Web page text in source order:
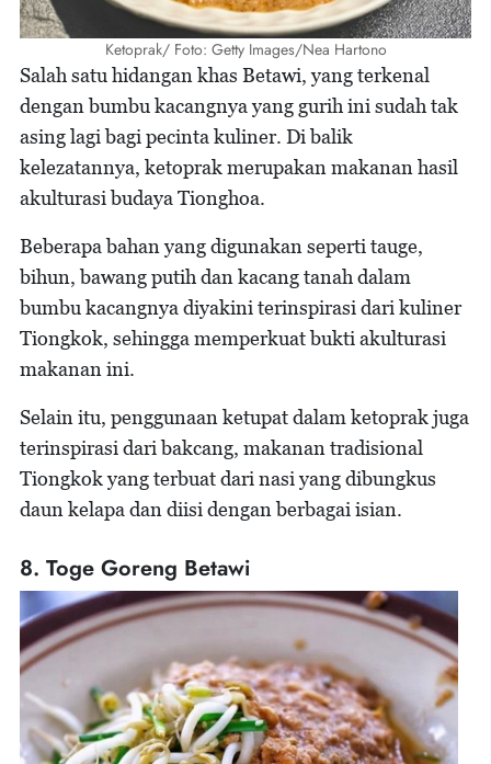
Ketoprak/ Foto: Getty Images/Nea Hartono
Salah satu hidangan khas Betawi, yang terkenal
dengan bumbu kacangnya yang gurih ini sudah tak
asing lagi bagi pecinta kuliner. Di balik
kelezatannya, ketoprak merupakan makanan hasil
akulturasi budaya Tionghoa.
Beberapa bahan yang digunakan seperti tauge,
bihun, bawang putih dan kacang tanah dalam
bumbu kacangnya diyakini terinspirasi dari kuliner
Tiongkok, sehingga memperkuat bukti akulturasi
makanan ini.
Selain itu, penggunaan ketupat dalam ketoprak juga
terinspirasi dari bakcang, makanan tradisional
Tiongkok yang terbuat dari nasi yang dibungkus
daun kelapa dan diisi dengan berbagai isian.
8. Toge Goreng Betawi